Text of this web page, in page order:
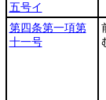
五号イ
第四条第一項第
十一号